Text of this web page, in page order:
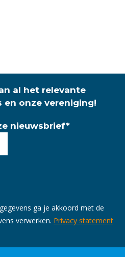
al het relevante
en onze vereniging!
nieuwsbrief*
ga je akkoord met de
verwerken. Privacy statement